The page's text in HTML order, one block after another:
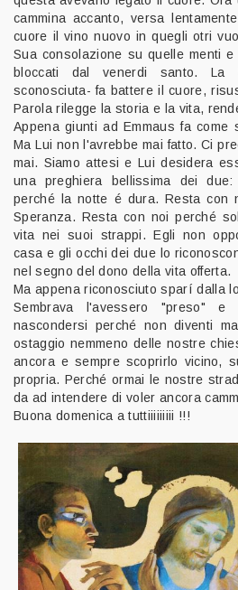
cammina accanto, versa
cuore il vino nuovo in quegli otri
Sua consolazione su quelle menti
bloccati dal venerdi santo. La
sconosciuta- fa battere il cuore,
Parola rilegge la storia e la vita,
Appena giunti ad Emmaus fa come
Ma Lui non l'avrebbe mai fatto. Ci
mai. Siamo attesi e Lui desidera
una preghiera bellissima dei
perché la notte é dura. Resta con
Speranza. Resta con noi perché
vita nei suoi strappi. Egli non
casa e gli occhi dei due lo
nel segno del dono della vita offerta.
Ma appena riconosciuto sparí dalla
Sembrava l'avessero "preso"
nascondersi perché non diventi
ostaggio nemmeno delle nostre
ancora e sempre scoprirlo vicino,
propria. Perché ormai le nostre
da ad intendere di voler ancora
Buona domenica a tuttiiiiiiiii !!!